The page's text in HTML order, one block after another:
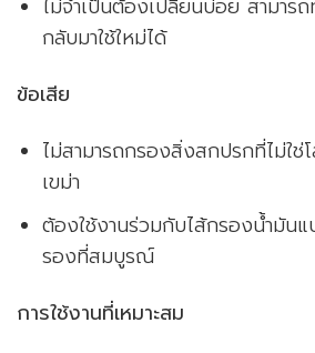
ไม่จำเป็นต้องเปลี่ยนบ่อย สามารถ
กลับมาใช้ใหม่ได้
ข้อเสีย
ไม่สามารถกรองสิ่งสกปรกที่ไม่ใช่
เขม่า
ต้องใช้งานร่วมกับไส้กรองน้ำมัน
รองที่สมบูรณ์
การใช้งานที่เหมาะสม